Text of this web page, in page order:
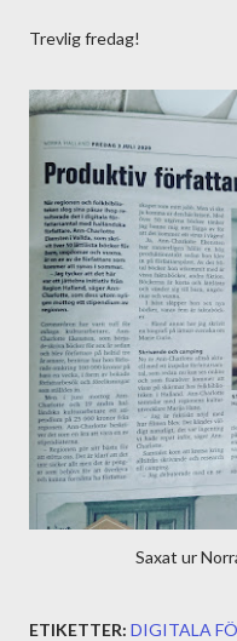
Trevlig fredag!
Saxat ur
ETIKETTER: DIGITALA